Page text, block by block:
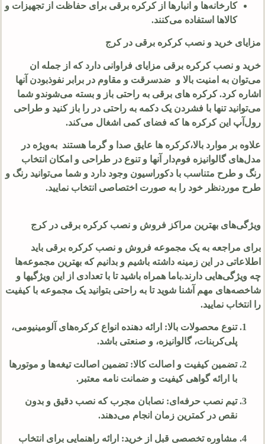
کارخانه‌ها و انبارها از کرکره برقی برای حفاظت از تجهیزات و
کالاها استفاده می‌کنند.
مزایای خرید و نصب کرکره برقی در کرج
خرید و نصب کرکره برقی مزایای فراوانی دارد که از جمله ان
می‌توان به امنیت بالا و ضدسرقت و مقاوم در برابر نفوذبودن آنها
اشاره کرد. کرکره های برقی به راحتی باز و بسته می‌شوندو شما
می‌توانید تنها با فشردن یک دکمه به راحتی در را باز کنید و طراحی
رول‌آپ این کرکره ها که فضای کمی اشغال می‌کند.
علاوه بر موارد بالا،کرکره ها عایق صدا و گرما هستند به‌ویژه در
مدل‌های گالوانیزه فوم‌دار آنها و تنوع در طراحی و امکان انتخاب
رنگ و طرح متناسب با دکوراسیون وجود دارد و شما می‌توانید رنگ و
طرح موردنظر خود را به صورت اختصاصی انتخاب نمایید.
ویژگی‌های بهترین مراکز فروش و نصب کرکره برقی در کرج
برای مراجعه به یک مجموعه فروش و نصب کرکره برقی باید
اطلاعاتی در این زمینه داشته باشیم و بدانیم که بهترین مجموعه‌ها
چه ویژگی‌هایی دارند.باما همراه باشید تا با تعدادی از این ویژگیها و
شاخصه‌های مهم آشنا شوید تا به راحتی بتوانید یک مجموعه با کیفیت
را انتخاب نمایید.
تنوع محصولات بالا: ارائه دهنده انواع کرکره‌های آلومینیومی،
پلی‌کربنات، گالوانیزه، و صنعتی باشد.
تضمین کیفیت و اصالت کالا: تضمین اصالت تیغه‌ها و موتورها
با ارائه گواهی کیفیت و ضمانت نامه معتبر.
تیم نصب حرفه‌ای: نصابان مجرب که نصب دقیق و بدون
نقص در کمترین زمان انجام می‌دهند.
مشاوره تخصصی قبل از خرید: ارائه راهنمایی برای انتخاب